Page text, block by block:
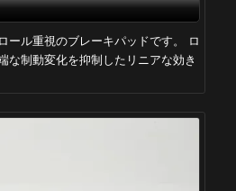
ール重視のブレーキパッドです。 ロ
な制動変化を抑制したリニアな効き